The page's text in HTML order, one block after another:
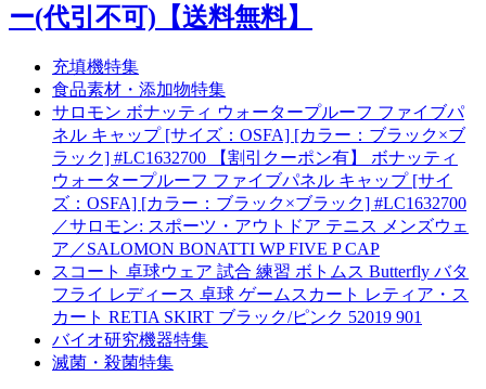
ー(代引不可)【送料無料】
充填機特集
食品素材・添加物特集
サロモン ボナッティ ウォータープルーフ ファイブパ
ネル キャップ [サイズ：OSFA] [カラー：ブラック×ブ
ラック] #LC1632700 【割引クーポン有】 ボナッティ
ウォータープルーフ ファイブパネル キャップ [サイ
ズ：OSFA] [カラー：ブラック×ブラック] #LC1632700
／サロモン: スポーツ・アウトドア テニス メンズウェ
ア／SALOMON BONATTI WP FIVE P CAP
スコート 卓球ウェア 試合 練習 ボトムス Butterfly バタ
フライ レディース 卓球 ゲームスカート レティア・ス
カート RETIA SKIRT ブラック/ピンク 52019 901
バイオ研究機器特集
滅菌・殺菌特集